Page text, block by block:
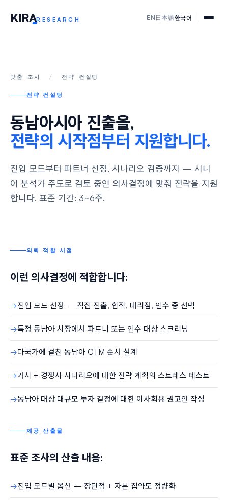
KIRARESEARCH EN 日本語한국어
맞춤 조사 / 전략 컨설팅
전략 컨설팅
동남아시아 진출을,
전략의 시작점부터 지원합니다.
진입 모드부터 파트너 선정, 시나리오 검증까지 — 시니
어 분석가 주도로 검토 중인 의사결정에 맞춰 전략을 지원
합니다. 표준 기간: 3~6주.
의뢰 적합 시점
이런 의사결정에 적합합니다:
진입 모드 선정 — 직접 진출, 합작, 대리점, 인수 중 선택
특정 동남아 시장에서 파트너 또는 인수 대상 스크리닝
다국가에 걸친 동남아 GTM 순서 설계
거시 + 경쟁사 시나리오에 대한 전략 계획의 스트레스 테스트
동남아 대상 대규모 투자 결정에 대한 이사회용 권고안 작성
제공 산출물
표준 조사의 산출 내용:
진입 모드별 옵션 — 장단점 + 자본 집약도 정량화